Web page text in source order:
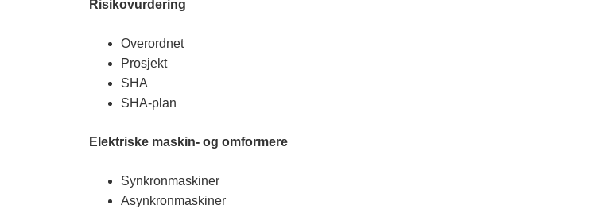
Risikovurdering
Overordnet
Prosjekt
SHA
SHA-plan
Elektriske maskin- og omformere
Synkronmaskiner
Asynkronmaskiner